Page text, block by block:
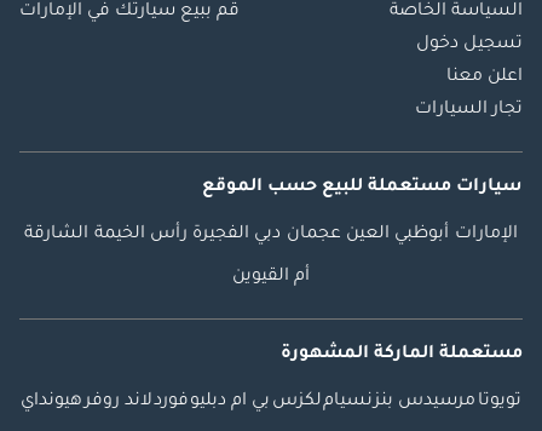
السياسة الخاصة
تسجيل دخول
اعلن معنا
تجار السيارات
قم ببيع سيارتك في الإمارات
سيارات مستعملة للبيع حسب الموقع
الإمارات أبوظبي العين عجمان دبي الفجيرة رأس الخيمة الشارقة
أم القيوين
مستعملة الماركة المشهورة
تويوتا مرسيدس بنزنسياملكزس بي ام دبليوفوردلاند روفرهيونداي